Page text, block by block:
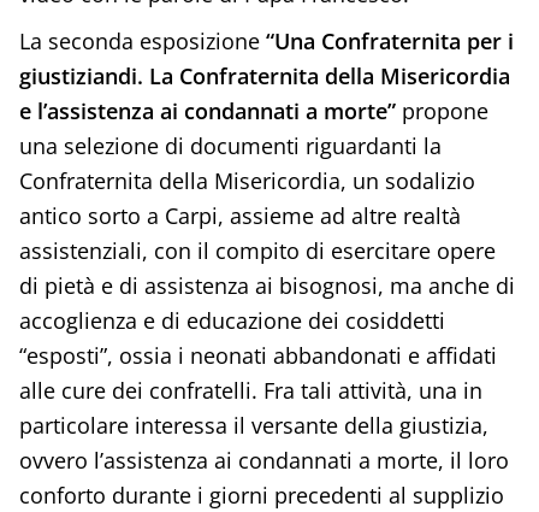
La seconda esposizione “Una Confraternita per i
giustiziandi. La Confraternita della Misericordia
e l’assistenza ai condannati a morte” propone
una selezione di documenti riguardanti la
Confraternita della Misericordia, un sodalizio
antico sorto a Carpi, assieme ad altre realtà
assistenziali, con il compito di esercitare opere
di pietà e di assistenza ai bisognosi, ma anche di
accoglienza e di educazione dei cosiddetti
“esposti”, ossia i neonati abbandonati e affidati
alle cure dei confratelli. Fra tali attività, una in
particolare interessa il versante della giustizia,
ovvero l’assistenza ai condannati a morte, il loro
conforto durante i giorni precedenti al supplizio